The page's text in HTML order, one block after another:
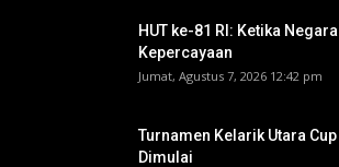
HUT ke-81 RI: Ketika
Kepercayaan
Jumat, Agustus 7, 2026 12:42 pm
Turnamen Kelarik Utara
Dimulai